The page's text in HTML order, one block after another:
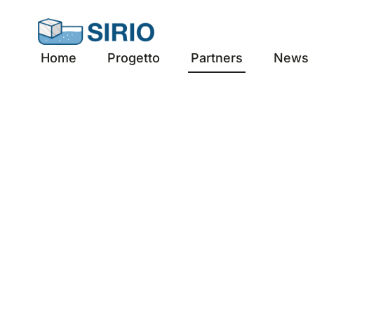
contentHome Progetto Partners News